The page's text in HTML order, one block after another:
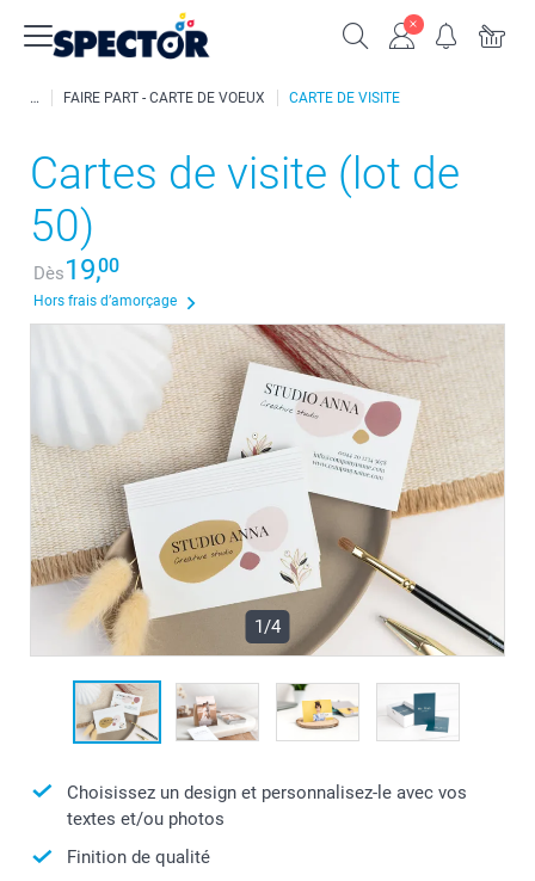
FAIRE PART - CARTE DE VOEUX CARTE DE VISITE
Cartes de visite (lot de
50)
Dès19,00
Hors frais d’amorçage
1/4
Choisissez un design et personnalisez-le avec vos
textes et/ou photos
Finition de qualité